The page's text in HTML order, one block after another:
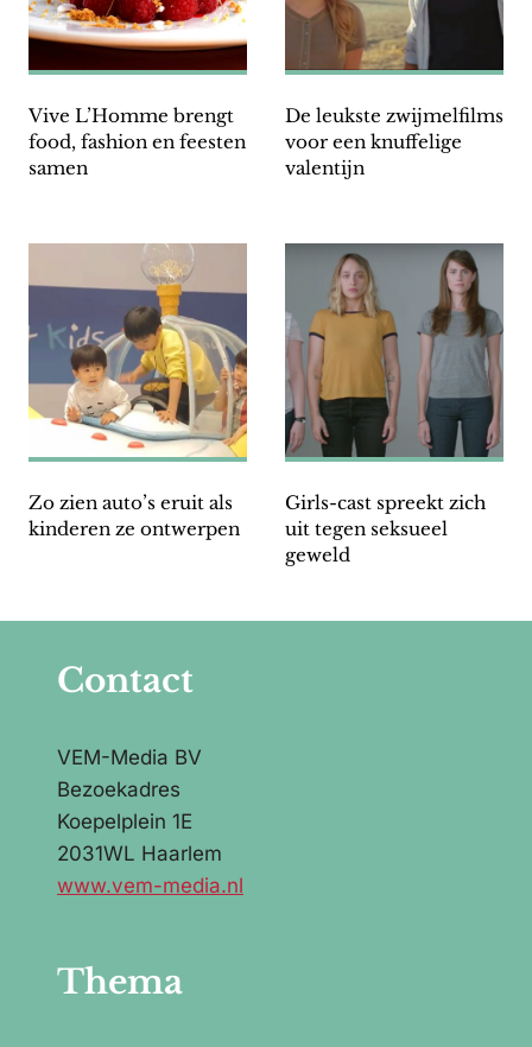
Vive L’Homme brengt
food, fashion en feesten
samen
De leukste zwijmelfilms
voor een knuffelige
valentijn
Zo zien auto’s eruit als
kinderen ze ontwerpen
Girls-cast spreekt zich
uit tegen seksueel
geweld
Contact
VEM-Media BV
Bezoekadres
Koepelplein 1E
2031WL Haarlem
www.vem-media.nl
Thema